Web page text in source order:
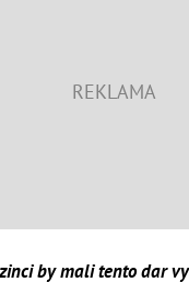
by mali tento dar